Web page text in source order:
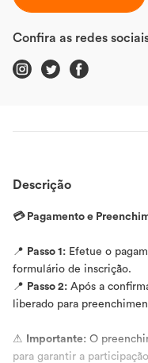
Confira as redes
Descrição
💳 Pagamento e
📍 Passo 1: Efetue o
formulário de inscrição.
📍 Passo 2: Após a
liberado para
⚠ Importante: O
para garantir a